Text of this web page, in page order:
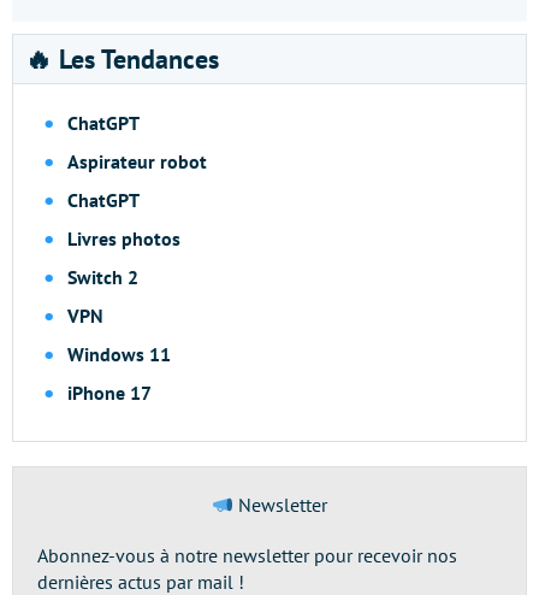
🔥 Les Tendances
ChatGPT
Aspirateur robot
ChatGPT
Livres photos
Switch 2
VPN
Windows 11
iPhone 17
Newsletter
Abonnez-vous à notre newsletter pour recevoir nos
dernières actus par mail !